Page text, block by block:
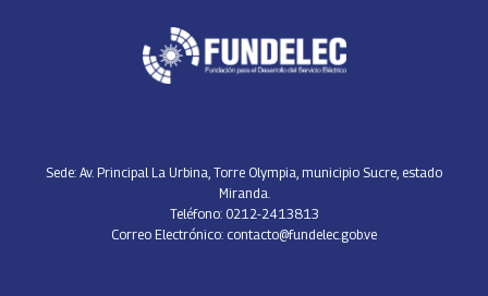
Sede: Av. Principal La Urbina, Torre Olympia, municipio Sucre, estado
Miranda.
Teléfono: 0212-2413813
Correo Electrónico: contacto@fundelec.gob.ve